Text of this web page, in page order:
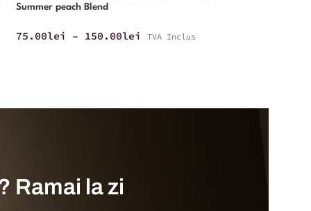
Summer peach Blend
75.00lei – 150.00lei TVA Inclus
Ramai la zi